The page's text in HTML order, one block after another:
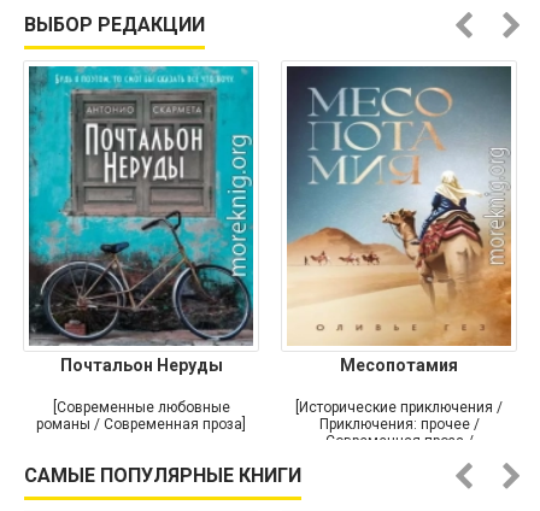
ВЫБОР РЕДАКЦИИ
Почтальон Неруды
[Современные любовные
романы / Современная проза]
Месопотамия
[Исторические приключения /
Приключения: прочее /
Современная проза /
САМЫЕ ПОПУЛЯРНЫЕ КНИГИ